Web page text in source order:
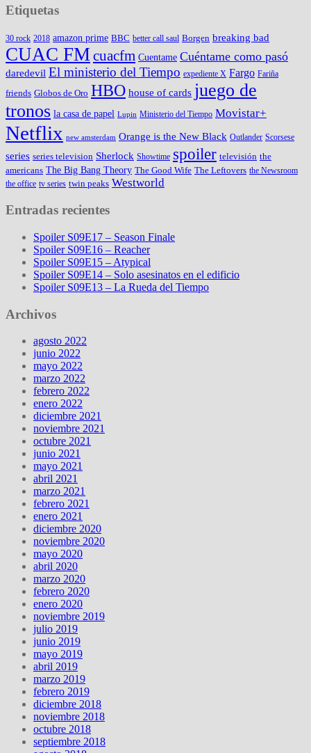
Etiquetas
30 rock 2018 amazon prime BBC better call saul Borgen breaking bad
CUAC FMcuacfm Cuentame Cuéntame como pasó
daredevil El ministerio del Tiempo expediente X Fargo Fariña
friends Globos de Oro HBO house of cards juego de
tronos la casa de papel Lupin Ministerio del Tiempo Movistar+
Netflix new amsterdam Orange is the New Black Outlander Scorsese
series series television Sherlock Showtime spoiler televisión the
americans The Big Bang Theory The Good Wife The Leftovers the Newsroom
the office tv series twin peaks Westworld
Entradas recientes
Spoiler S09E17 – Season Finale
Spoiler S09E16 – Reacher
Spoiler S09E15 – Atypical
Spoiler S09E14 – Solo asesinatos en el edificio
Spoiler S09E13 – La Rueda del Tiempo
Archivos
agosto 2022
junio 2022
mayo 2022
marzo 2022
febrero 2022
enero 2022
diciembre 2021
noviembre 2021
octubre 2021
junio 2021
mayo 2021
abril 2021
marzo 2021
febrero 2021
enero 2021
diciembre 2020
noviembre 2020
mayo 2020
abril 2020
marzo 2020
febrero 2020
enero 2020
noviembre 2019
julio 2019
junio 2019
mayo 2019
abril 2019
marzo 2019
febrero 2019
diciembre 2018
noviembre 2018
octubre 2018
septiembre 2018